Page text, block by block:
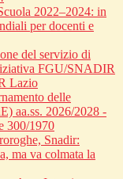
2022–2024: in
per docenti e
del servizio di
FGU/SNADIR
Lazio
delle
aa.ss. 2026/2028 -
300/1970
Snadir:
ma va colmata la